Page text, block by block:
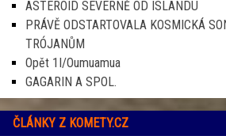
ASTEROID SEVERNĚ OD ISLANDU
PRÁVĚ ODSTARTOVALA KOSMICKÁ
TRÓJANŮM
Opět 1I/Oumuamua
GAGARIN A SPOL.
ČLÁNKY Z KOMETY.CZ